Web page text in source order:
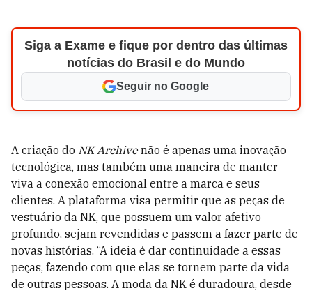
Siga a Exame e fique por dentro das últimas
notícias do Brasil e do Mundo
Seguir no Google
A criação do NK Archivenão é apenas uma inovação
tecnológica, mas também uma maneira de manter
viva a conexão emocional entre a marca e seus
clientes. A plataforma visa permitir que as peças de
vestuário da NK, que possuem um valor afetivo
profundo, sejam revendidas e passem a fazer parte de
novas histórias. “A ideia é dar continuidade a essas
peças, fazendo com que elas se tornem parte da vida
de outras pessoas. A moda da NK é duradoura, desde